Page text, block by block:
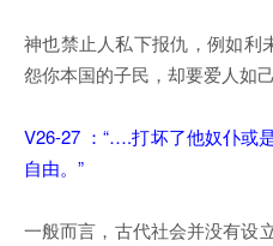
神也禁止人私下报仇，例如利
怨你本国的子民，却要爱人如
V26-27 ：“….打坏了他奴仆
自由。”
一般而言，古代社会并没有设